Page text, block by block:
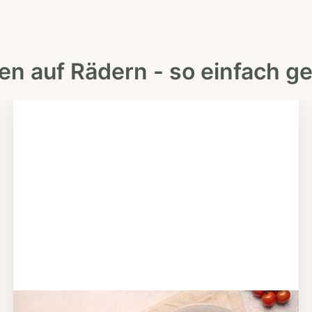
auf Rädern - so einfach